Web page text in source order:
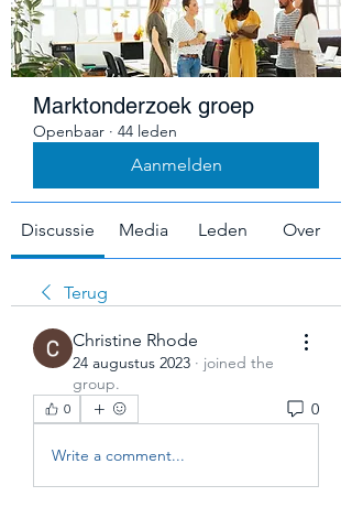
Marktonderzoek groep
Openbaar · 44 leden
Aanmelden
Discussie Media Leden Over
Terug
Christine Rhode
24 augustus 2023 · joined the
group.
0 0
Write a comment...